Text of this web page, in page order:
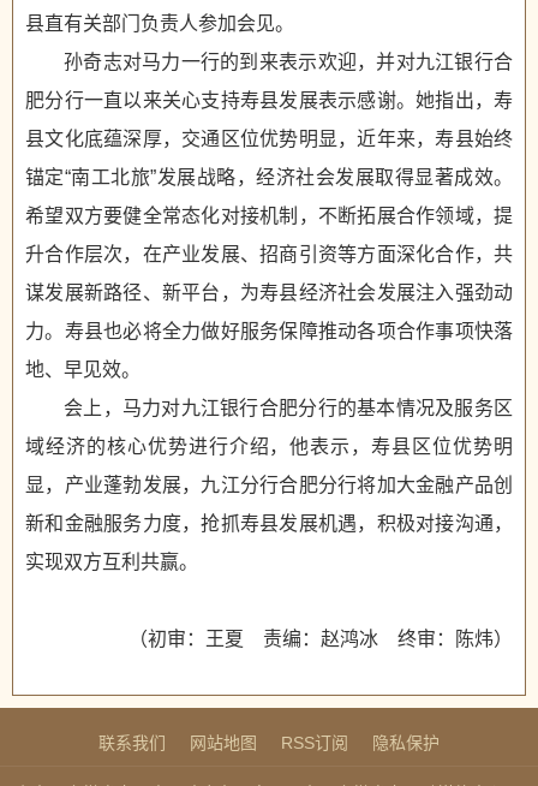
县直有关部门负责人参加会见。
孙奇志对马力一行的到来表示欢迎，并对九江银行合
肥分行一直以来关心支持寿县发展表示感谢。她指出，寿
县文化底蕴深厚，交通区位优势明显，近年来，寿县始终
锚定“南工北旅”发展战略，经济社会发展取得显著成效。
希望双方要健全常态化对接机制，不断拓展合作领域，提
升合作层次，在产业发展、招商引资等方面深化合作，共
谋发展新路径、新平台，为寿县经济社会发展注入强劲动
力。寿县也必将全力做好服务保障推动各项合作事项快落
地、早见效。
会上，马力对九江银行合肥分行的基本情况及服务区
域经济的核心优势进行介绍，他表示，寿县区位优势明
显，产业蓬勃发展，九江分行合肥分行将加大金融产品创
新和金融服务力度，抢抓寿县发展机遇，积极对接沟通，
实现双方互利共赢。
（初审：王夏 责编：赵鸿冰 终审：陈炜）
联系我们 网站地图 RSS订阅 隐私保护